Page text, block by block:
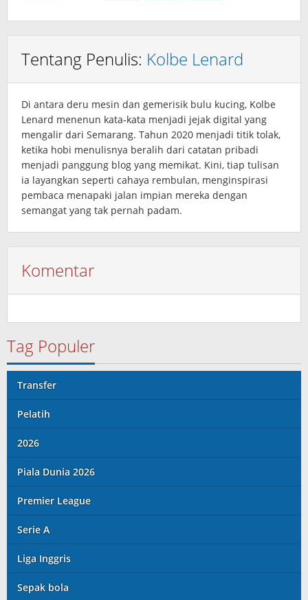
Tentang Penulis: Kolbe Lenard
Di antara deru mesin dan gemerisik bulu kucing, Kolbe
Lenard menenun kata‑kata menjadi jejak digital yang
mengalir dari Semarang. Tahun 2020 menjadi titik tolak,
ketika hobi menulisnya beralih dari catatan pribadi
menjadi panggung blog yang memikat. Kini, tiap tulisan
ia layangkan seperti cahaya rembulan, menginspirasi
pembaca menapaki jalan impian mereka dengan
semangat yang tak pernah padam.
Komentar
Tag Populer
Transfer
Pelatih
2026
Piala Dunia 2026
Premier League
Serie A
Liga Inggris
Sepak bola